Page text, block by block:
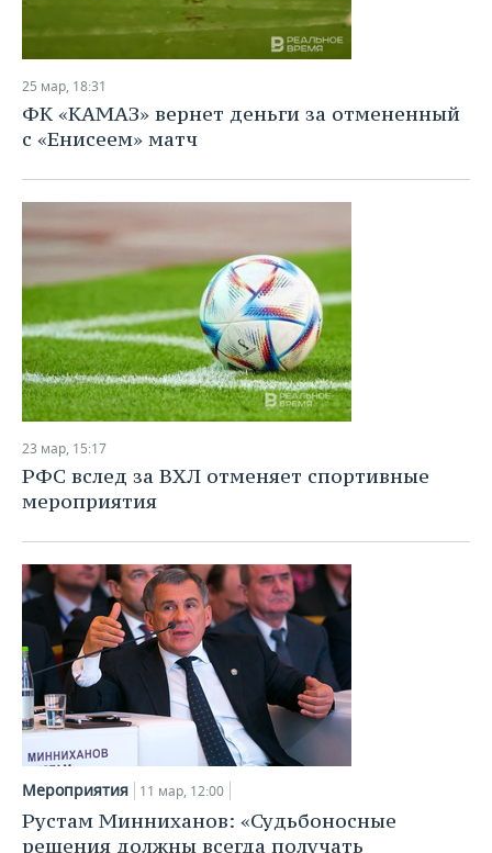
25 мар, 18:31
ФК «КАМАЗ» вернет деньги за отмененный
с «Енисеем» матч
23 мар, 15:17
РФС вслед за ВХЛ отменяет спортивные
мероприятия
Мероприятия 11 мар, 12:00
Рустам Минниханов: «Судьбоносные
решения должны всегда получать